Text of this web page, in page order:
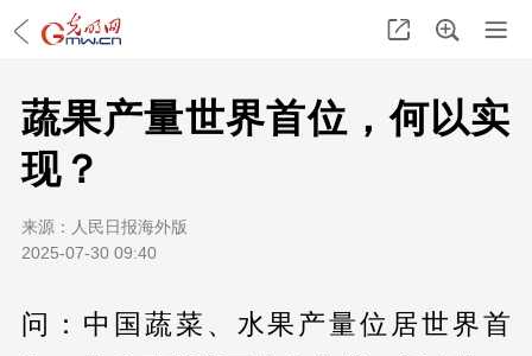
蔬果产量世界首位，何以实
现？
来源： 人民日报海外版
2025-07-30 09:40
问：中国蔬菜、水果产量位居世界首